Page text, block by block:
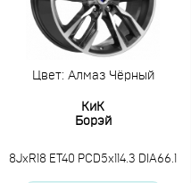
Цвет: Алмаз Чёрный
КиК
Борэй
8JxR18 ET40 PCD5x114.3 DIA66.1